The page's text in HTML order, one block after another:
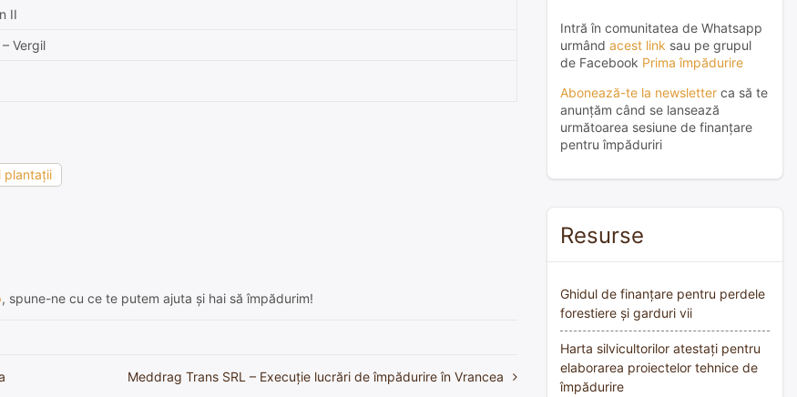
II
Vergil
plantaţii
, spune-ne cu ce te putem ajuta și hai să împădurim!
Meddrag Trans SRL – Execuție lucrări de împădurire în Vrancea
Intră în comunitatea de Whatsapp
urmând acest link sau pe grupul
de Facebook Prima împădurire
Abonează-te la newsletter ca să te
anunțăm când se lansează
următoarea sesiune de finanțare
pentru împăduriri
Resurse
Ghidul de finanțare pentru perdele
forestiere și garduri vii
Harta silvicultorilor atestați pentru
elaborarea proiectelor tehnice de
împădurire